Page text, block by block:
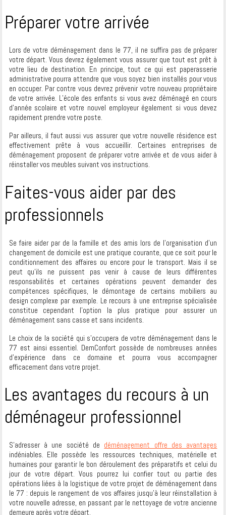
Préparer votre arrivée
Lors de votre déménagement dans le 77, il ne suffira pas de préparer
votre départ. Vous devrez également vous assurer que tout est prêt à
votre lieu de destination. En principe, tout ce qui est paperasserie
administrative pourra attendre que vous soyez bien installés pour vous
en occuper. Par contre vous devrez prévenir votre nouveau propriétaire
de votre arrivée. L’école des enfants si vous avez déménagé en cours
d’année scolaire et votre nouvel employeur également si vous devez
rapidement prendre votre poste.
Par ailleurs, il faut aussi vus assurer que votre nouvelle résidence est
effectivement prête à vous accueillir. Certaines entreprises de
déménagement proposent de préparer votre arrivée et de vous aider à
réinstaller vos meubles suivant vos instructions.
Faites-vous aider par des
professionnels
Se faire aider par de la famille et des amis lors de l’organisation d’un
changement de domicile est une pratique courante, que ce soit pour le
conditionnement des affaires ou encore pour le transport. Mais il se
peut qu’ils ne puissent pas venir à cause de leurs différentes
responsabilités et certaines opérations peuvent demander des
compétences spécifiques, le démontage de certains mobiliers au
design complexe par exemple. Le recours à une entreprise spécialisée
constitue cependant l’option la plus pratique pour assurer un
déménagement sans casse et sans incidents.
Le choix de la société qui s’occupera de votre déménagement dans le
77 est ainsi essentiel. DemConfort possède de nombreuses années
d’expérience dans ce domaine et pourra vous accompagner
efficacement dans votre projet.
Les avantages du recours à un
déménageur professionnel
S’adresser à une société de déménagement offre des avantages
indéniables. Elle possède les ressources techniques, matérielle et
humaines pour garantir le bon déroulement des préparatifs et celui du
jour de votre départ. Vous pourrez lui confier tout ou partie des
opérations liées à la logistique de votre projet de déménagement dans
le 77 : depuis le rangement de vos affaires jusqu’à leur réinstallation à
votre nouvelle adresse, en passant par le nettoyage de votre ancienne
demeure après votre départ.